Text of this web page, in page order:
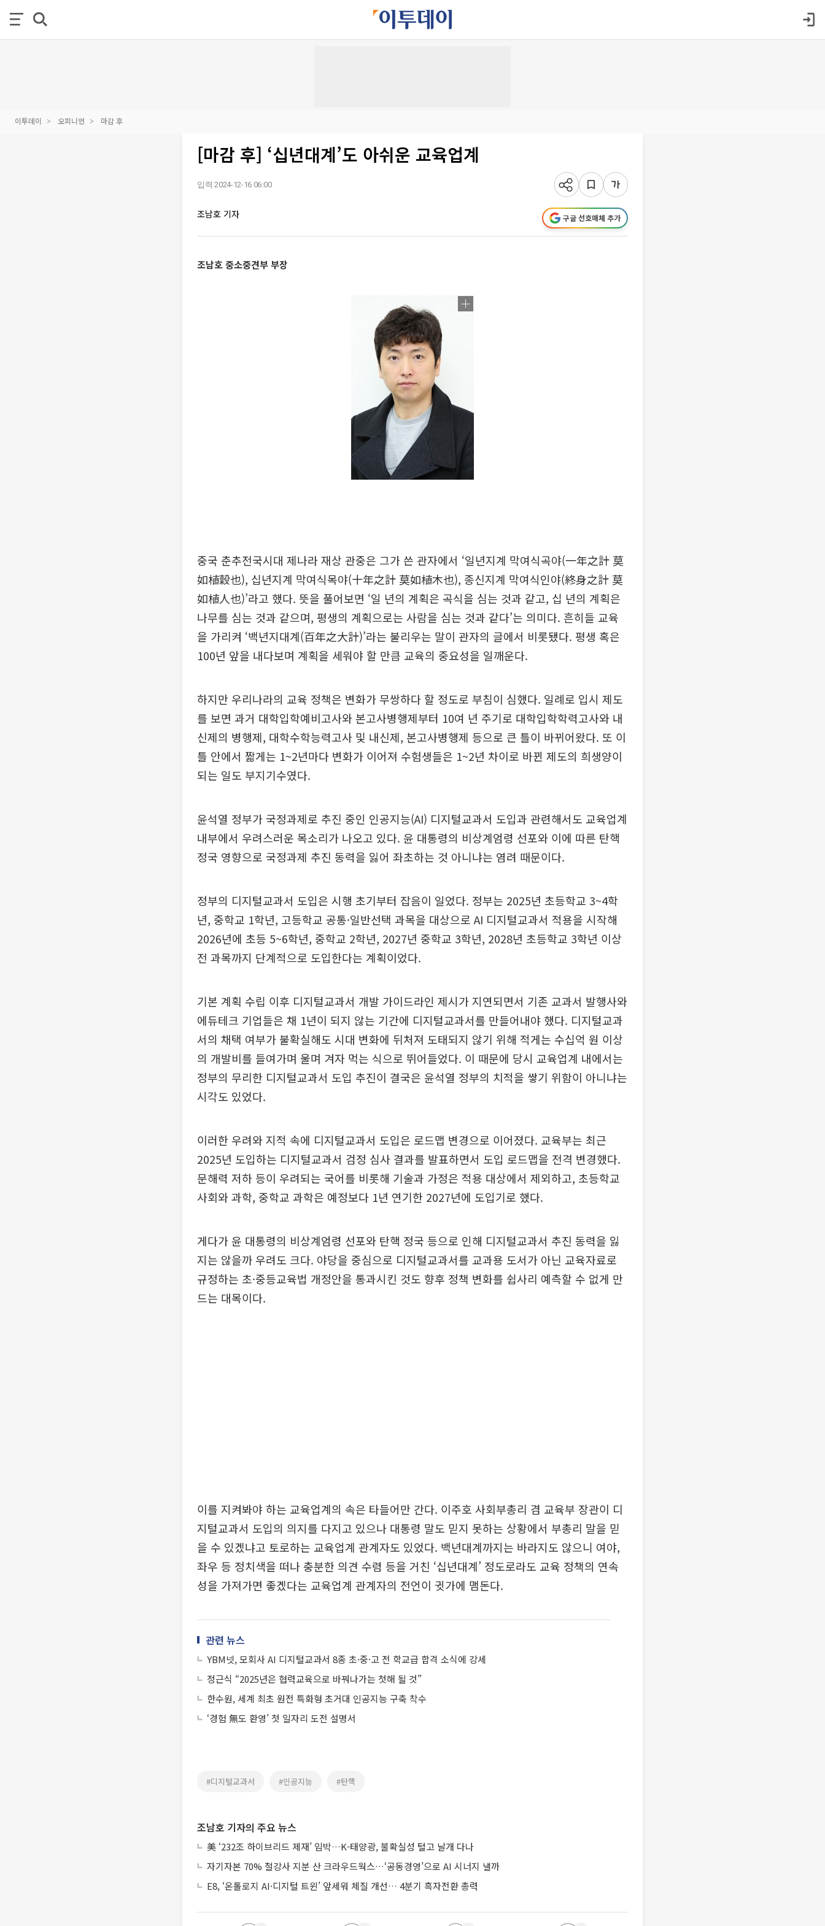
이투데이 오피니언 마감 후
[마감 후] ‘십년대계’도 아쉬운 교육업계
입력 2024-12-16 06:00
조남호 기자 구글 선호매체 추가
조남호 중소중견부 부장
중국 춘추전국시대 제나라 재상 관중은 그가 쓴 관자에서 ‘일년지계 막여식곡야(一年之計 莫
如植穀也), 십년지계 막여식목야(十年之計 莫如植木也), 종신지계 막여식인야(終身之計 莫
如植人也)’라고 했다. 뜻을 풀어보면 ‘일 년의 계획은 곡식을 심는 것과 같고, 십 년의 계획은
나무를 심는 것과 같으며, 평생의 계획으로는 사람을 심는 것과 같다’는 의미다. 흔히들 교육
을 가리켜 ‘백년지대계(百年之大計)’라는 불리우는 말이 관자의 글에서 비롯됐다. 평생 혹은
100년 앞을 내다보며 계획을 세워야 할 만큼 교육의 중요성을 일깨운다.
하지만 우리나라의 교육 정책은 변화가 무쌍하다 할 정도로 부침이 심했다. 일례로 입시 제도
를 보면 과거 대학입학예비고사와 본고사병행제부터 10여 년 주기로 대학입학학력고사와 내
신제의 병행제, 대학수학능력고사 및 내신제, 본고사병행제 등으로 큰 틀이 바뀌어왔다. 또 이
틀 안에서 짧게는 1~2년마다 변화가 이어져 수험생들은 1~2년 차이로 바뀐 제도의 희생양이
되는 일도 부지기수였다.
윤석열 정부가 국정과제로 추진 중인 인공지능(AI) 디지털교과서 도입과 관련해서도 교육업계
내부에서 우려스러운 목소리가 나오고 있다. 윤 대통령의 비상계엄령 선포와 이에 따른 탄핵
정국 영향으로 국정과제 추진 동력을 잃어 좌초하는 것 아니냐는 염려 때문이다.
정부의 디지털교과서 도입은 시행 초기부터 잡음이 일었다. 정부는 2025년 초등학교 3~4학
년, 중학교 1학년, 고등학교 공통·일반선택 과목을 대상으로 AI 디지털교과서 적용을 시작해
2026년에 초등 5~6학년, 중학교 2학년, 2027년 중학교 3학년, 2028년 초등학교 3학년 이상
전 과목까지 단계적으로 도입한다는 계획이었다.
기본 계획 수립 이후 디지털교과서 개발 가이드라인 제시가 지연되면서 기존 교과서 발행사와
에듀테크 기업들은 채 1년이 되지 않는 기간에 디지털교과서를 만들어내야 했다. 디지털교과
서의 채택 여부가 불확실해도 시대 변화에 뒤처져 도태되지 않기 위해 적게는 수십억 원 이상
의 개발비를 들여가며 울며 겨자 먹는 식으로 뛰어들었다. 이 때문에 당시 교육업계 내에서는
정부의 무리한 디지털교과서 도입 추진이 결국은 윤석열 정부의 치적을 쌓기 위함이 아니냐는
시각도 있었다.
이러한 우려와 지적 속에 디지털교과서 도입은 로드맵 변경으로 이어졌다. 교육부는 최근
2025년 도입하는 디지털교과서 검정 심사 결과를 발표하면서 도입 로드맵을 전격 변경했다.
문해력 저하 등이 우려되는 국어를 비롯해 기술과 가정은 적용 대상에서 제외하고, 초등학교
사회와 과학, 중학교 과학은 예정보다 1년 연기한 2027년에 도입기로 했다.
게다가 윤 대통령의 비상계엄령 선포와 탄핵 정국 등으로 인해 디지털교과서 추진 동력을 잃
지는 않을까 우려도 크다. 야당을 중심으로 디지털교과서를 교과용 도서가 아닌 교육자료로
규정하는 초·중등교육법 개정안을 통과시킨 것도 향후 정책 변화를 쉽사리 예측할 수 없게 만
드는 대목이다.
이를 지켜봐야 하는 교육업계의 속은 타들어만 간다. 이주호 사회부총리 겸 교육부 장관이 디
지털교과서 도입의 의지를 다지고 있으나 대통령 말도 믿지 못하는 상황에서 부총리 말을 믿
을 수 있겠냐고 토로하는 교육업계 관계자도 있었다. 백년대계까지는 바라지도 않으니 여야,
좌우 등 정치색을 떠나 충분한 의견 수렴 등을 거친 ‘십년대계’ 정도로라도 교육 정책의 연속
성을 가져가면 좋겠다는 교육업계 관계자의 전언이 귓가에 맴돈다.
관련 뉴스
YBM넷, 모회사 AI 디지털교과서 8종 초·중·고 전 학교급 합격 소식에 강세
정근식 “2025년은 협력교육으로 바꿔나가는 첫해 될 것”
한수원, 세계 최초 원전 특화형 초거대 인공지능 구축 착수
‘경험 無도 환영’ 첫 일자리 도전 설명서
#디지털교과서 #인공지능 #탄핵
조남호 기자의 주요 뉴스
美 ‘232조 하이브리드 제재’ 임박…K-태양광, 불확실성 털고 날개 다나
자기자본 70% 철강사 지분 산 크라우드웍스…‘공동경영’으로 AI 시너지 낼까
E8, ‘온톨로지 AI·디지털 트윈’ 앞세워 체질 개선… 4분기 흑자전환 총력